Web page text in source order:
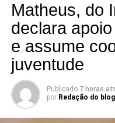
Matheus, do
declara
e assume
juventude
Publicado 7 horas
por Redação do blog